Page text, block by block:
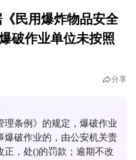
民用爆炸物品安全
破作业单位未按照
分享
理条例》的规定，爆破作业
爆破作业的，由公安机关责
正，处()的罚款；逾期不改